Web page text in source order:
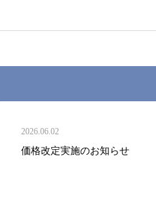
2026.06.02
価格改定実施のお知らせ